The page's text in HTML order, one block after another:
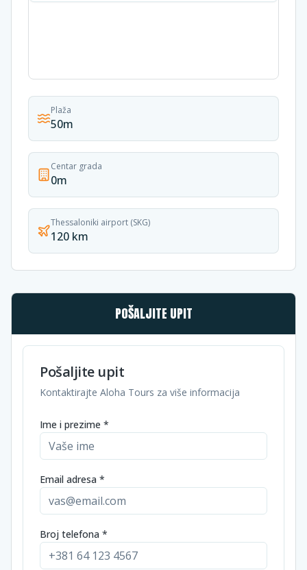
Plaža
50m
Centar grada
0m
Thessaloniki airport (SKG)
120 km
POŠALJITE UPIT
Pošaljite upit
Kontaktirajte Aloha Tours za više informacija
Ime i prezime *
Email adresa *
Broj telefona *